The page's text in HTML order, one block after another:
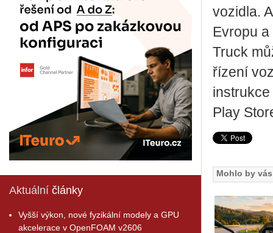
Aktuální články
Vyšší výkon, nové fyzikální modely a GPU
akcelerace v OpenFOAM v2606
vozidla.
Evropu
Truck
řízení
Play
Mohlo by